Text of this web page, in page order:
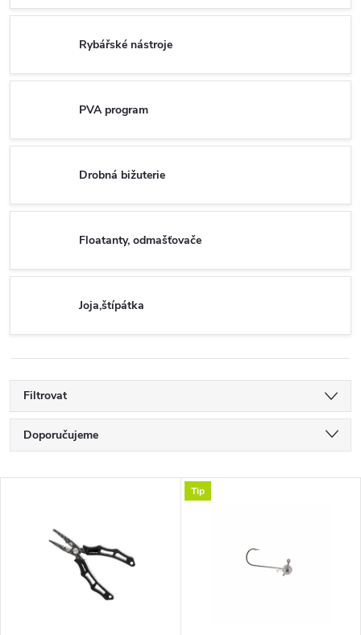
Rybářské nástroje
PVA program
Drobná bižuterie
Floatanty, odmašťovače
Joja,štípátka
Filtrovat
Ř
a
Doporučujeme
Nejprodávanější
Tip